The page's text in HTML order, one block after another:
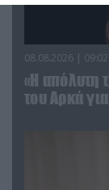
08.08.2026 | 09:02
«Η απόλυτη
του Αρκά